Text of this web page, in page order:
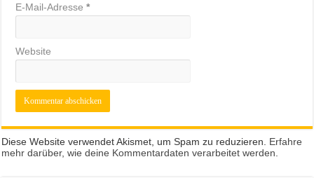
E-Mail-Adresse*
Website
Diese Website verwendet Akismet, um Spam zu reduzieren. Erfahre
mehr darüber, wie deine Kommentardaten verarbeitet werden